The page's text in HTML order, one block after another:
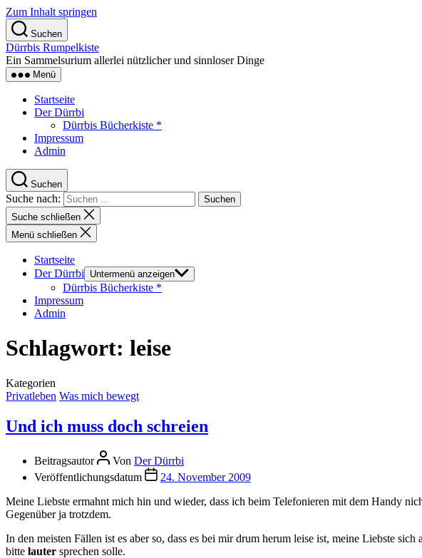
Zum Inhalt springen
Suchen
Dürrbis Rumpelkiste
Ein Sammelsurium allerlei nützlicher und sinnloser Dinge
Menü
Startseite
Der Dürrbi
Dürrbis Bücherkiste *
Impressum
Admin
Suchen
Suche nach:
Suche schließen
Menü schließen
Startseite
Der Dürrbi
Untermenü anzeigen
Dürrbis Bücherkiste *
Impressum
Admin
Schlagwort: leise
Kategorien
Privatleben Was mich bewegt
Und ich muss doch schreien
Beitragsautor Von Der Dürrbi
Veröffentlichungsdatum
24. November 2009
Meine Liebste ermahnt mich hin und wieder, dass ich beim Telefonieren mit dem Handy
Gegenüber ja trotzdem.
In den meisten Fällen ist es aber so, dass es bei mir drum herum leise ist, meine Liebste
bitte lauter sprechen solle.